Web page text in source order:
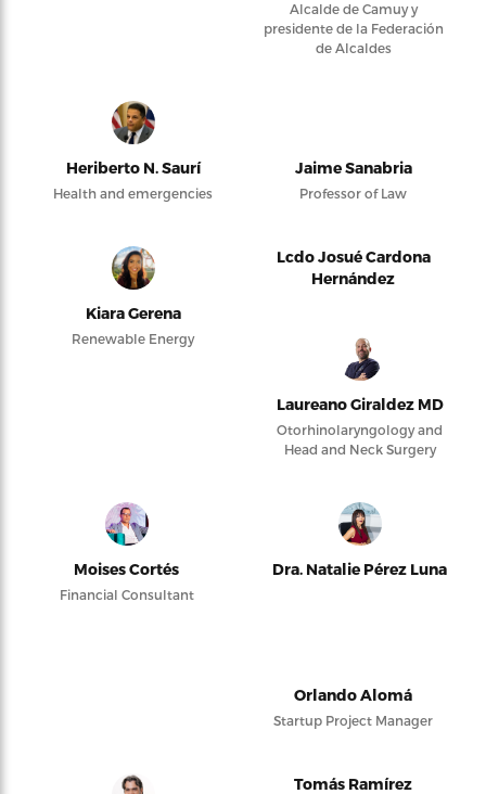
Alcalde de Camuy y
presidente de la Federación
de Alcaldes
Heriberto N. Saurí
Health and emergencies
Jaime Sanabria
Professor of Law
Kiara Gerena
Renewable Energy
Lcdo Josué Cardona
Hernández
Laureano Giraldez MD
Otorhinolaryngology and
Head and Neck Surgery
Moises Cortés
Financial Consultant
Dra. Natalie Pérez Luna
Orlando Alomá
Startup Project Manager
Tomás Ramírez